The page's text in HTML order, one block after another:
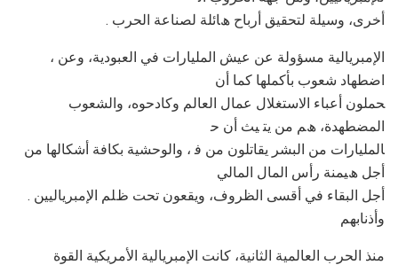
. أﺧﺮى، وﺳﯿﻠﺔ ﻟﺘﺤﻘﯿﻖ أرﺑﺎح ھﺎﺋﻠﺔ ﻟﺼﻨﺎﻋﺔ اﻟﺤﺮب
، اﻹﻣﺒﺮﯾﺎﻟﯿﺔ ﻣﺴﺆوﻟﺔ ﻋﻦ ﻋﯿﺶ اﻟﻤﻠﯿﺎرات ﻓﻲ اﻟﻌﺒﻮدﯾﺔ، وﻋﻦ
اﺿﻄﮭﺎد ﺷﻌﻮب ﺑﺄﻛﻤﻠﮭﺎ ﻛﻤﺎ أن
ﺤﻤﻠﻮن أﻋﺒﺎء اﻻﺳﺘﻐﻼل ﻋﻤﺎل اﻟﻌﺎﻟﻢ وﻛﺎدﺣﻮه، واﻟﺸﻌﻮب
اﻟﻤﻀﻄﮭﺪة، ھﻢ ﻣﻦ ﯾﺘ ﯿﺚ أن ﺣ
ﺎﻟﻤﻠﯿﺎرات ﻣﻦ اﻟﺒﺸﺮ ﯾﻘﺎﺗﻠﻮن ﻣﻦ ﻓ ، واﻟﻮﺣﺸﯿﺔ ﺑﻜﺎﻓﺔ أﺷﻜﺎﻟﮭﺎ ﻣﻦ
أﺟﻞ ھﯿﻤﻨﺔ رأس اﻟﻤﺎل اﻟﻤﺎﻟﻲ
. أﺟﻞ اﻟﺒﻘﺎء ﻓﻲ أﻗﺴﻰ اﻟﻈﺮوف، وﯾﻘﻌﻮن ﺗﺤﺖ ظﻠﻢ اﻹﻣﺒﺮﯾﺎﻟﯿﯿﻦ
وأذﻧﺎﺑﮭﻢ
ﻣﻨﺬ اﻟﺤﺮب اﻟﻌﺎﻟﻤﯿﺔ اﻟﺜﺎﻧﯿﺔ، ﻛﺎﻧﺖ اﻹﻣﺒﺮﯾﺎﻟﯿﺔ اﻷﻣﺮﯾﻜﯿﺔ اﻟﻘﻮة